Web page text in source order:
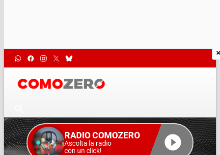
RADIO COMOZERO
Ascolta la radio
con un click!